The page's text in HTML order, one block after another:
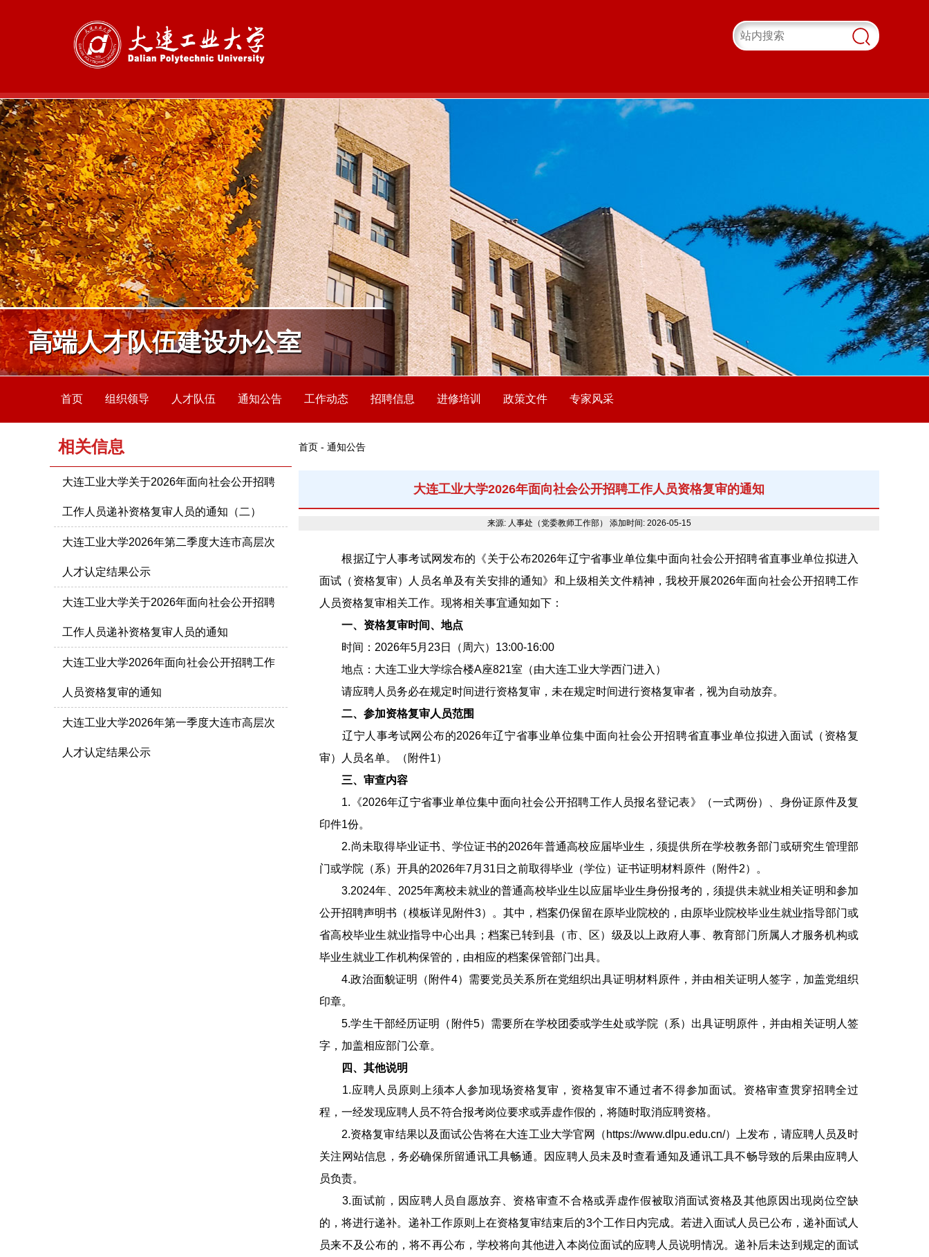
高端人才队伍建设办公室
首页 组织领导 人才队伍 通知公告 工作动态 招聘信息 进修培训 政策文件 专家风采
首页 - 通知公告
大连工业大学2026年面向社会公开招聘工作人员资格复审的通知
来源: 人事处（党委教师工作部） 添加时间: 2026-05-15
根据辽宁人事考试网发布的《关于公布2026年辽宁省事业单位集中面向社会公开招聘省直事业单位拟进入
面试（资格复审）人员名单及有关安排的通知》和上级相关文件精神，我校开展2026年面向社会公开招聘工作
人员资格复审相关工作。现将相关事宜通知如下：
一、资格复审时间、地点
时间：2026年5月23日（周六）13:00-16:00
地点：大连工业大学综合楼A座821室（由大连工业大学西门进入）
请应聘人员务必在规定时间进行资格复审，未在规定时间进行资格复审者，视为自动放弃。
二、参加资格复审人员范围
辽宁人事考试网公布的2026年辽宁省事业单位集中面向社会公开招聘省直事业单位拟进入面试（资格复
审）人员名单。（附件1）
三、审查内容
1.《2026年辽宁省事业单位集中面向社会公开招聘工作人员报名登记表》（一式两份）、身份证原件及复
印件1份。
2.尚未取得毕业证书、学位证书的2026年普通高校应届毕业生，须提供所在学校教务部门或研究生管理部
门或学院（系）开具的2026年7月31日之前取得毕业（学位）证书证明材料原件（附件2）。
3.2024年、2025年离校未就业的普通高校毕业生以应届毕业生身份报考的，须提供未就业相关证明和参加
公开招聘声明书（模板详见附件3）。其中，档案仍保留在原毕业院校的，由原毕业院校毕业生就业指导部门或
省高校毕业生就业指导中心出具；档案已转到县（市、区）级及以上政府人事、教育部门所属人才服务机构或
毕业生就业工作机构保管的，由相应的档案保管部门出具。
4.政治面貌证明（附件4）需要党员关系所在党组织出具证明材料原件，并由相关证明人签字，加盖党组织
印章。
5.学生干部经历证明（附件5）需要所在学校团委或学生处或学院（系）出具证明原件，并由相关证明人签
字，加盖相应部门公章。
四、其他说明
1.应聘人员原则上须本人参加现场资格复审，资格复审不通过者不得参加面试。资格审查贯穿招聘全过
程，一经发现应聘人员不符合报考岗位要求或弄虚作假的，将随时取消应聘资格。
2.资格复审结果以及面试公告将在大连工业大学官网（https://www.dlpu.edu.cn/）上发布，请应聘人员及时
关注网站信息，务必确保所留通讯工具畅通。因应聘人员未及时查看通知及通讯工具不畅导致的后果由应聘人
员负责。
3.面试前，因应聘人员自愿放弃、资格审查不合格或弄虚作假被取消面试资格及其他原因出现岗位空缺
的，将进行递补。递补工作原则上在资格复审结束后的3个工作日内完成。若进入面试人员已公布，递补面试人
员来不及公布的，将不再公布，学校将向其他进入本岗位面试的应聘人员说明情况。递补后未达到规定的面试
相关信息
大连工业大学关于2026年面向社会公开招聘
工作人员递补资格复审人员的通知（二）
大连工业大学2026年第二季度大连市高层次
人才认定结果公示
大连工业大学关于2026年面向社会公开招聘
工作人员递补资格复审人员的通知
大连工业大学2026年面向社会公开招聘工作
人员资格复审的通知
大连工业大学2026年第一季度大连市高层次
人才认定结果公示